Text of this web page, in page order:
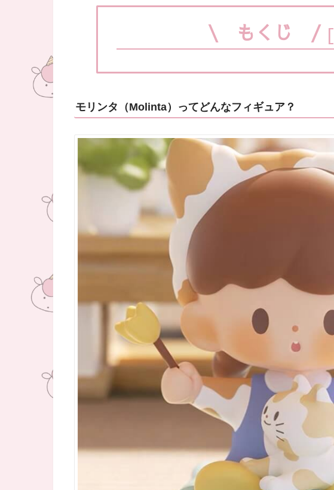
\ もくじ / [
モリンタ（Molinta）ってどんなフィギュア？